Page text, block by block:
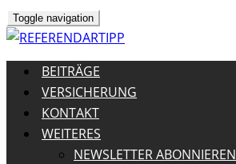
Toggle navigation
BEITRÄGE
VERSICHERUNG
KONTAKT
WEITERES
NEWSLETTER ABONNIEREN